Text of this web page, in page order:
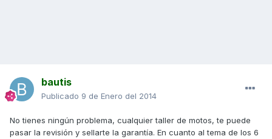
bautis
Publicado 9 de Enero del 2014
No tienes ningún problema, cualquier taller de motos, te puede
pasar la revisión y sellarte la garantía. En cuanto al tema de los 6